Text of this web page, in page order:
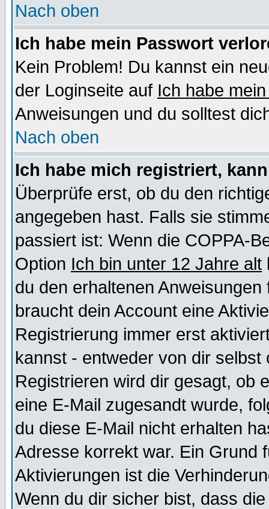
Nach oben
Ich habe mein Passwort
Kein Problem! Du kannst ein
der Loginseite auf Ich habe
Anweisungen und du solltest
Nach oben
Ich habe mich registriert,
Überprüfe erst, ob du den
angegeben hast. Falls sie
passiert ist: Wenn die COPPA-
Option Ich bin unter 12 Jahre alt
du den erhaltenen
braucht dein Account eine
Registrierung immer erst
kannst - entweder von dir selbst
Registrieren wird dir gesagt, ob
eine E-Mail zugesandt wurde,
du diese E-Mail nicht erhalten
Adresse korrekt war. Ein Grund
Aktivierungen ist die
Wenn du dir sicher bist, dass